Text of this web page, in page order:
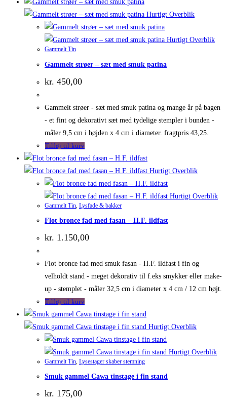
Hurtigt Overblik
Hurtigt Overblik
Gammelt Tin
Gammelt strøer – sæt med smuk patina
kr. 450,00
Gammelt strøer - sæt med smuk patina og mange år på bagen
- et fint og dekorativt sæt med tydelige stempler i bunden -
måler 9,5 cm i højden x 4 cm i diameter. fragtpris 43,25.
Tilføj til kurv
Hurtigt Overblik
Hurtigt Overblik
Gammelt Tin Lysfade & bakker
Flot bronce fad med fasan – H.F. ildfast
kr. 1.150,00
Flot bronce fad med smuk fasan - H.F. ildfast i fin og
velholdt stand - meget dekorativ til f.eks smykker eller make-
up - stemplet - måler 32,5 cm i diameter x 4 cm / 12 cm højt.
Tilføj til kurv
Hurtigt Overblik
Hurtigt Overblik
Gammelt Tin Lysestager skaber stemning
Smuk gammel Cawa tinstage i fin stand
kr. 175,00